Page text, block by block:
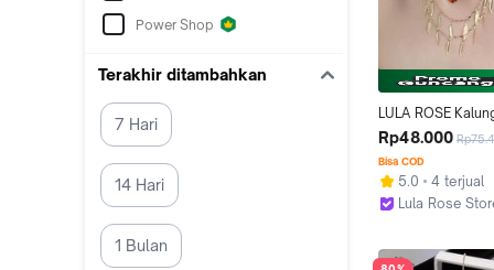
Power Shop
Terakhir ditambahkan
7 Hari
14 Hari
1 Bulan
LULA ROSE
Etnik Wanita
Kristal & Daun
Rp48.000
Bisa COD
5.0
4 terjual
Lula Rose